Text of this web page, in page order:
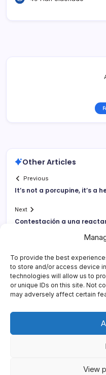
To provide the best
to store and/or access device
technologies will allow us to
or unique IDs on this site. Not
may adversely affect certain
View
Other Articles
Previous
It’s not a porcupine, it’s a
Next
Contestación a una
Yonder